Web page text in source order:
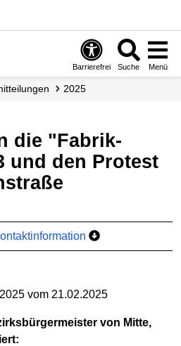
Barrierefrei Suche Menü
2025
und den Protest
vom 21.02.2025
von Mitte,